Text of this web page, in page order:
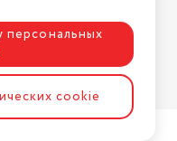
персональных
cookie